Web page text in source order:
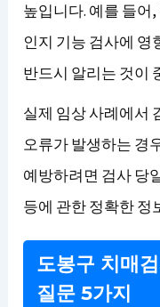
높입니다. 예를 들어
인지 기능 검사에 영
반드시 알리는 것이
실제 임상 사례에서
오류가 발생하는 경
예방하려면 검사 당
등에 관한 정확한 정
도봉구 치매
질문 5가지